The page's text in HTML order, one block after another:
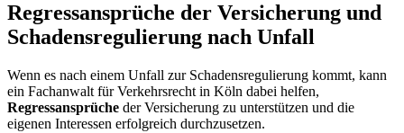
Regressansprüche der Versicherung und
Schadensregulierung nach Unfall
Wenn es nach einem Unfall zur Schadensregulierung kommt, kann
ein Fachanwalt für Verkehrsrecht in Köln dabei helfen,
Regressansprüche der Versicherung zu unterstützen und die
eigenen Interessen erfolgreich durchzusetzen.